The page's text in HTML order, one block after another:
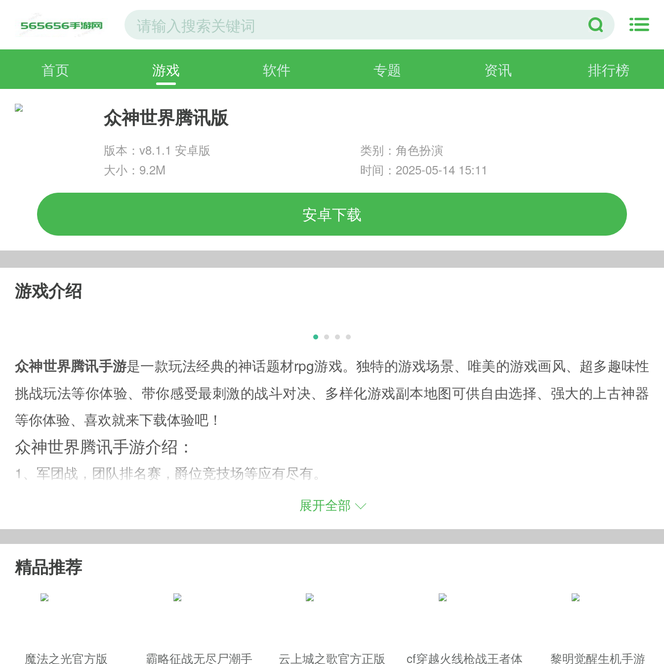
首页 游戏 软件 专题 资讯 排行榜
众神世界腾讯版
版本：v8.1.1 安卓版
类别：角色扮演
大小：9.2M
时间：2025-05-14 15:11
安卓下载
游戏介绍
众神世界腾讯手游是一款玩法经典的神话题材rpg游戏。独特的游戏场景、唯美的游戏画风、超多趣味性
挑战玩法等你体验、带你感受最刺激的战斗对决、多样化游戏副本地图可供自由选择、强大的上古神器
等你体验、喜欢就来下载体验吧！
众神世界腾讯手游介绍：
1、军团战，团队排名赛，爵位竞技场等应有尽有。
3、爵位轻松升。Boss挑战，神秘宝藏，虫洞探索，深渊巢穴。
众神世界腾讯版游戏特色：
展开全部
精品推荐
魔法之光官方版
霸略征战无尽尸潮手
云上城之歌官方正版
cf穿越火线枪战王者体
黎明觉醒生机手游